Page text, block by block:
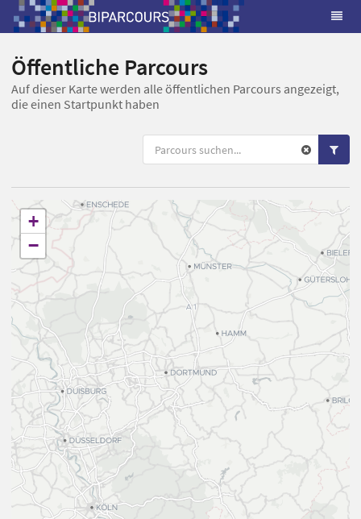
Öffentliche Parcours
Auf dieser Karte werden alle öffentlichen Parcours angezeigt,
die einen Startpunkt haben
+
−